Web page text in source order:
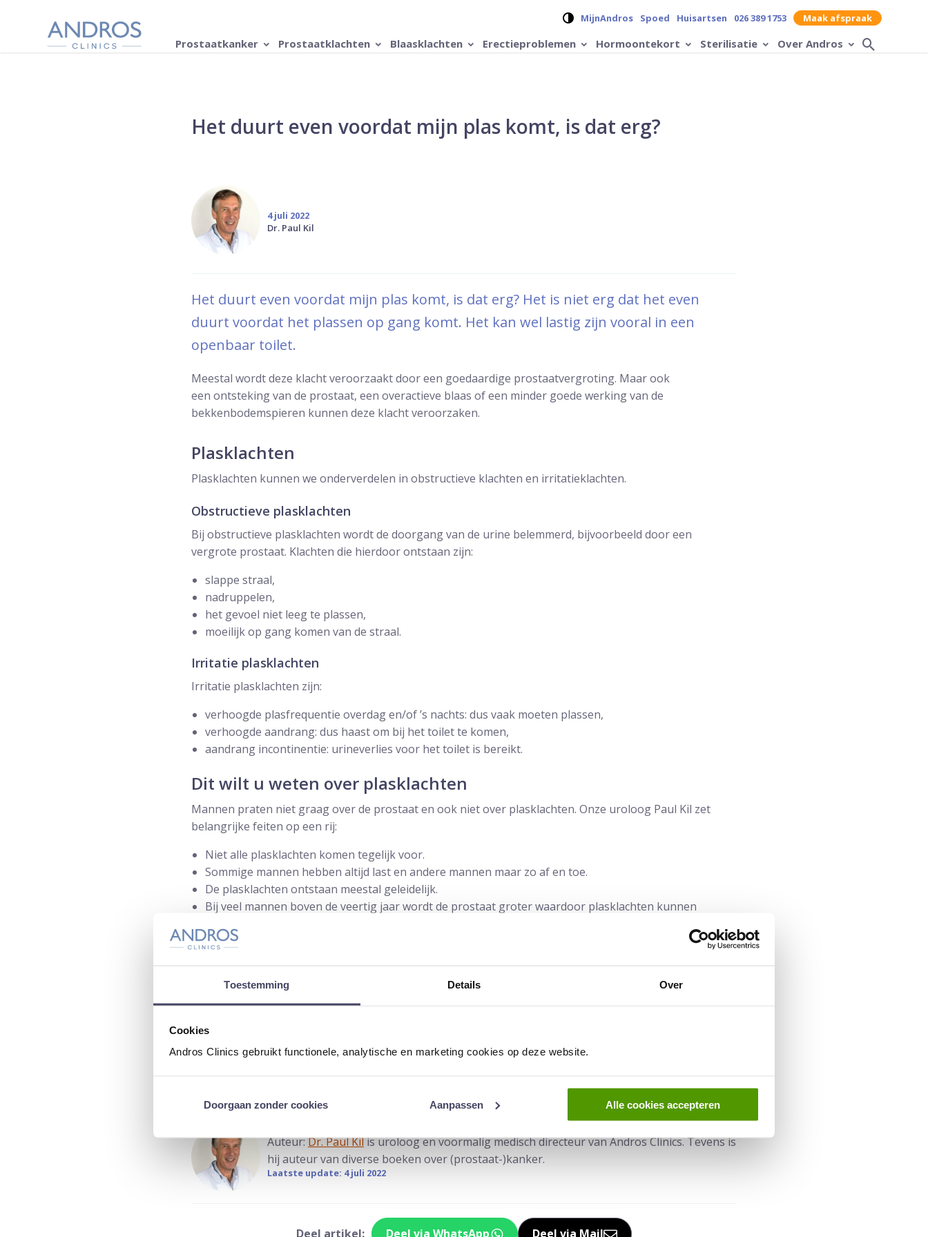
Toestemming Details Over
Cookies
Andros Clinics gebruikt functionele, analytische en marketing cookies op deze website.
Doorgaan zonder cookies Aanpassen Alle cookies accepteren
Verander contrast op de website
MijnAndros Spoed Huisartsen 026 389 1753 Maak afspraak
Prostaatkanker Prostaatklachten Blaasklachten Erectieproblemen Hormoontekort Sterilisatie Over Andros
Het duurt even voordat mijn plas komt, is dat erg?
4 juli 2022
Dr. Paul Kil
Het duurt even voordat mijn plas komt, is dat erg? Het is niet erg dat het even
duurt voordat het plassen op gang komt. Het kan wel lastig zijn vooral in een
openbaar toilet.
Meestal wordt deze klacht veroorzaakt door een goedaardige prostaatvergroting. Maar ook
een ontsteking van de prostaat, een overactieve blaas of een minder goede werking van de
bekkenbodemspieren kunnen deze klacht veroorzaken.
Plasklachten
Plasklachten kunnen we onderverdelen in obstructieve klachten en irritatieklachten.
Obstructieve plasklachten
Bij obstructieve plasklachten wordt de doorgang van de urine belemmerd, bijvoorbeeld door een
vergrote prostaat. Klachten die hierdoor ontstaan zijn:
slappe straal,
nadruppelen,
het gevoel niet leeg te plassen,
moeilijk op gang komen van de straal.
Irritatie plasklachten
Irritatie plasklachten zijn:
verhoogde plasfrequentie overdag en/of ’s nachts: dus vaak moeten plassen,
verhoogde aandrang: dus haast om bij het toilet te komen,
aandrang incontinentie: urineverlies voor het toilet is bereikt.
Dit wilt u weten over plasklachten
Mannen praten niet graag over de prostaat en ook niet over plasklachten. Onze uroloog Paul Kil zet
belangrijke feiten op een rij:
Niet alle plasklachten komen tegelijk voor.
Sommige mannen hebben altijd last en andere mannen maar zo af en toe.
De plasklachten ontstaan meestal geleidelijk.
Bij veel mannen boven de veertig jaar wordt de prostaat groter waardoor plasklachten kunnen
Plasklachten kunnen zeer hinderlijk worden waardoor het verstandig is er naar te laten kijken.
Auteur:Dr. Paul Kilis uroloog en voormalig medisch directeur van Andros Clinics. Tevens is
hij auteur van diverse boeken over (prostaat-)kanker.
Laatste update: 4 juli 2022
Deel artikel: Deel via WhatsApp Deel via Mail